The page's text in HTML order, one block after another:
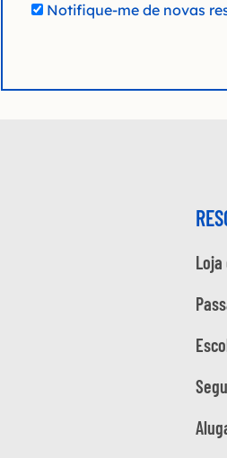
Notifique-me de novas
Loja